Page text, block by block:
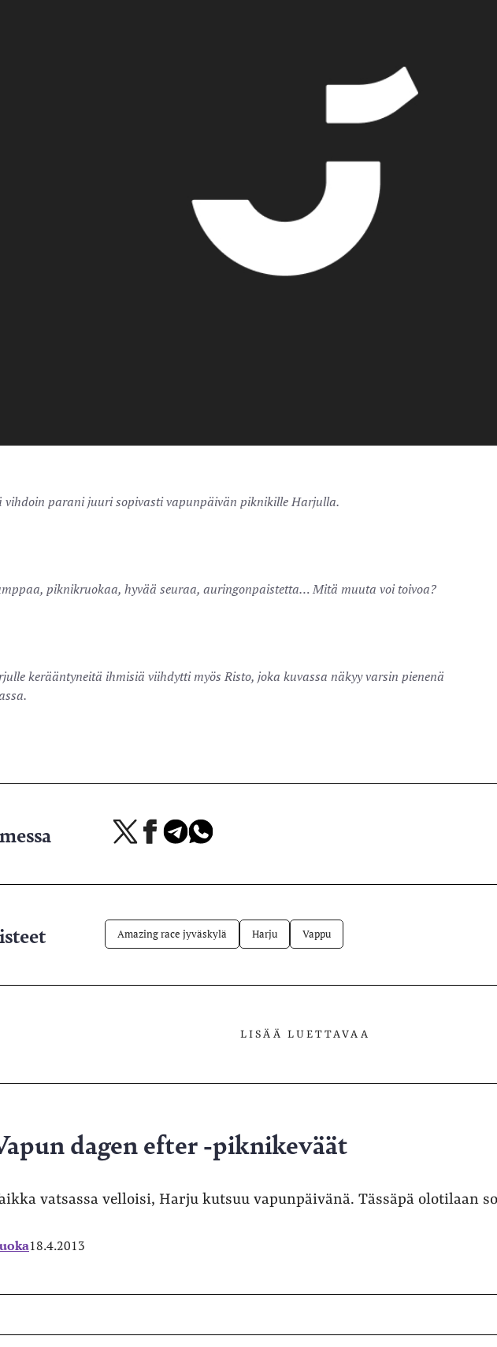
Race Jyväskylän Naamat-rastilla kilpailijoiden tehtävänä oli selvittää teltan
koodi teltasta löytyvien vihjeiden avulla viidessä minuutissa.
vihdoin parani juuri sopivasti vapunpäivän piknikille Harjulla.
piknikruokaa, hyvää seuraa, auringonpaistetta… Mitä muuta voi toivoa?
kerääntyneitä ihmisiä viihdytti myös Risto, joka kuvassa näkyy varsin pienenä
Jaa
palvelussa
Jaa Jaa Jaa
Amazing race jyväskylä Harju Vappu
LISÄÄ LUETTAVAA
dagen efter -piknikeväät
vatsassa velloisi, Harju kutsuu vapunpäivänä. Tässäpä olotilaan
18.4.2013